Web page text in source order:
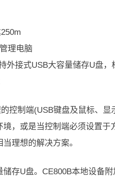
理电脑
外接式USB大容量储存U盘，
控制端(USB键盘及鼠标、
，或是当控制端必须设置于
理想的解决方案。
存U盘。CE800B本地设备